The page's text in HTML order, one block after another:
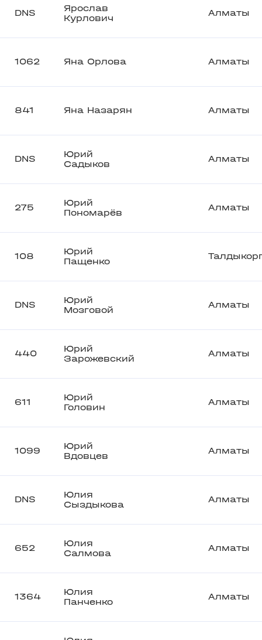
DNS
Ярослав
Курлович
Алматы
1062 Яна Орлова Алматы
841 Яна Назарян Алматы
DNS
Юрий
Садыков
Алматы
275
Юрий
Пономарёв
Алматы
108
Юрий
Пащенко
DNS
Юрий
Мозговой
Алматы
440
Юрий
Зарожевский
Алматы
611
Юрий
Головин
Алматы
1099
Юрий
Вдовцев
Алматы
DNS
Юлия
Сыздыкова
Алматы
652
Юлия
Салмова
Алматы
1364
Юлия
Панченко
Алматы